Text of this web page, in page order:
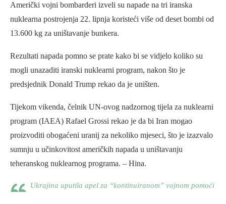
Američki vojni bombarderi izveli su napade na tri iranska
nuklearna postrojenja 22. lipnja koristeći više od deset bombi od
13.600 kg za uništavanje bunkera.
Rezultati napada pomno se prate kako bi se vidjelo koliko su
mogli unazaditi iranski nuklearni program, nakon što je
predsjednik Donald Trump rekao da je uništen.
Tijekom vikenda, čelnik UN-ovog nadzornog tijela za nuklearni
program (IAEA) Rafael Grossi rekao je da bi Iran mogao
proizvoditi obogaćeni uranij za nekoliko mjeseci, što je izazvalo
sumnju u učinkovitost američkih napada u uništavanju
teheranskog nuklearnog programa. – Hina.
Ukrajina uputila apel za “kontinuiranom” vojnom pomoći